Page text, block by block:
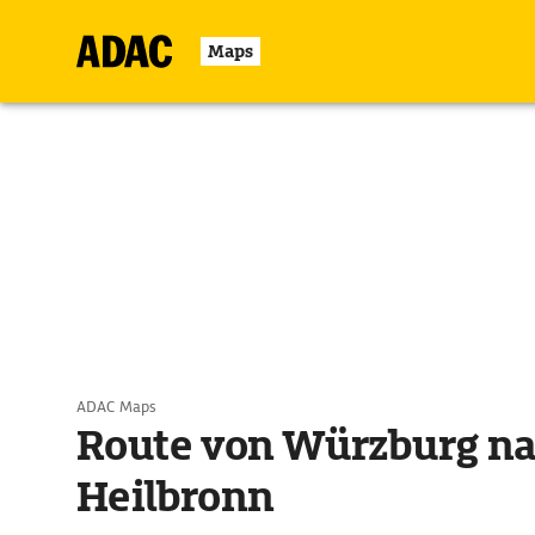
Maps
ADAC Maps
Route von Würzburg
Heilbronn